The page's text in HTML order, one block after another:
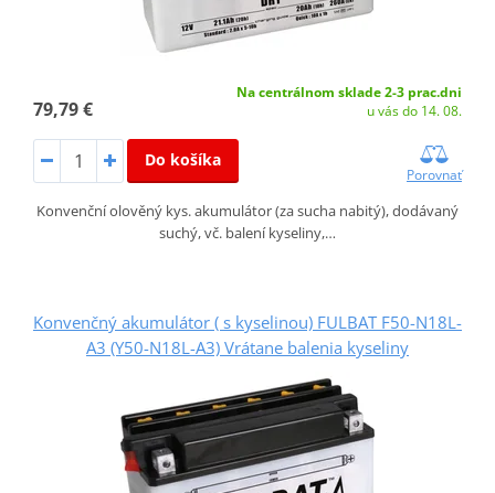
79,79 €
Na centrálnom sklade 2-3 prac.dni
u vás do 14. 08.
Do košíka
Porovnať
Konvenční olověný kys. akumulátor (za sucha nabitý), dodávaný
suchý, vč. balení kyseliny,…
Konvenčný akumulátor ( s kyselinou) FULBAT F50-N18L-
A3 (Y50-N18L-A3) Vrátane balenia kyseliny